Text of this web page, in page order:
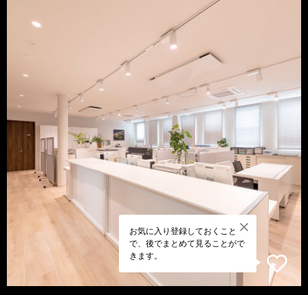
お気に入り登録しておくこと
で、後でまとめて見ることがで
きます。